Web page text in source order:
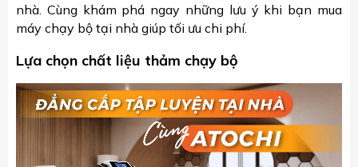
nhà. Cùng khám phá ngay những lưu ý khi bạn mua
máy chạy bộ tại nhà giúp tối ưu chi phí.
Lựa chọn chất liệu thảm chạy bộ